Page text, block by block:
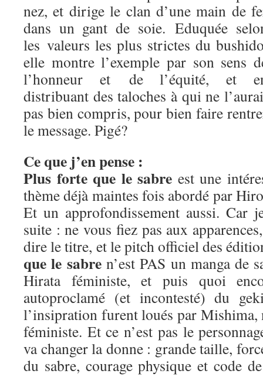
nez, et dirige le clan d’une main de
dans un gant de soie. Eduquée
les valeurs les plus strictes du
elle montre l’exemple par son sens
l’honneur et de l’équité, et
distribuant des taloches à qui ne
pas bien compris, pour bien faire
le message. Pigé?
Ce que j’en pense :
Plus forte que le sabre est une
thème déjà maintes fois abordé par
Et un approfondissement aussi. Car
suite : ne vous fiez pas aux
dire le titre, et le pitch officiel des
que le sabren’est PAS un manga de
Hirata féministe, et puis quoi
autoproclamé (et incontesté) du
l’insipration furent loués par Mishima,
féministe. Et ce n’est pas le
va changer la donne : grande taille,
du sabre, courage physique et code